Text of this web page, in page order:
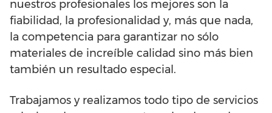
nuestros profesionales los mejores son la
fiabilidad, la profesionalidad y, más que nada,
la competencia para garantizar no sólo
materiales de increíble calidad sino más bien
también un resultado especial.
Trabajamos y realizamos todo tipo de servicios